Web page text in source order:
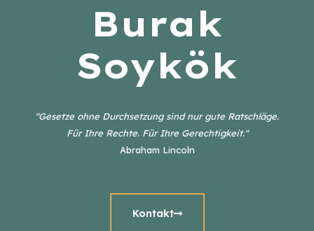
Burak
Soykök
"Gesetze ohne Durchsetzung sind nur gute Ratschläge.
Für Ihre Rechte. Für Ihre Gerechtigkeit."
Abraham Lincoln
Kontakt